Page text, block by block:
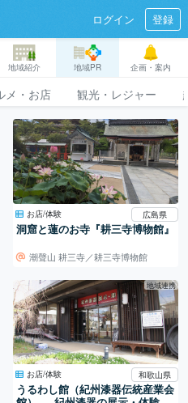
ログイン 登録
地域紹介 地域PR 企画・案内
メ・お店 観光・レジャー
お店/体験 広島県
洞窟と蓮のお寺『耕三寺博物館』
潮聲山 耕三寺／耕三寺博物館
地域連携
お店/体験 和歌山県
うるわし館（紀州漆器伝統産業会